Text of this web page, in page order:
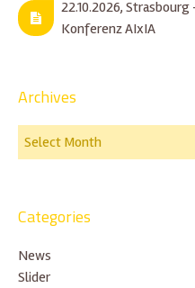
22.10.2026,
Konferenz AIxIA
Archives
Categories
News
Slider